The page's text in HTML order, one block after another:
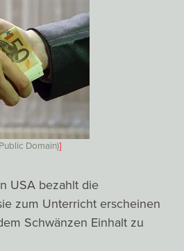
Domain)]
USA bezahlt die
zum Unterricht erscheinen
Schwänzen Einhalt zu